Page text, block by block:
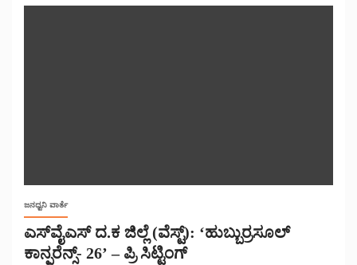
ಜನಧ್ವನಿ ವಾರ್ತೆ
ಎಸ್‌ವೈಎಸ್ ದ.ಕ ಜಿಲ್ಲೆ (ವೆಸ್ಟ್): ‘ಹುಬ್ಬುರ್ರಸೂಲ್
ಕಾನ್ಫರೆನ್ಸ್- 26’ – ಪ್ರಿ ಸಿಟ್ಟಿಂಗ್